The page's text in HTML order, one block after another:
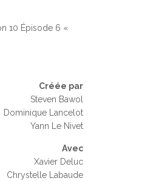
10 Épisode 6 «
Créée par
Steven Bawol
Dominique Lancelot
Yann Le Nivet
Avec
Xavier Deluc
Chrystelle Labaude